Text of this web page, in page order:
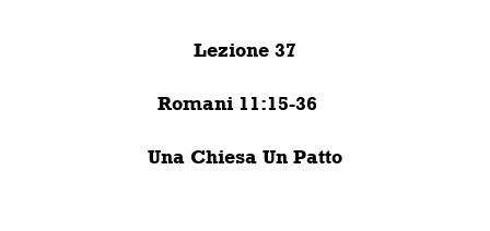
Lezione 37
Romani 11:15-36
Una Chiesa Un Patto